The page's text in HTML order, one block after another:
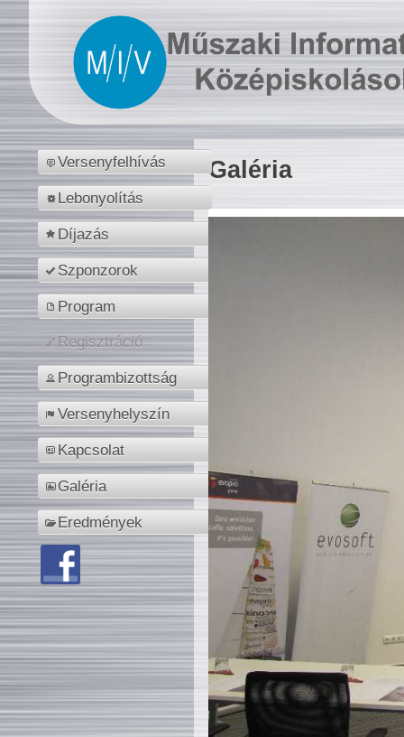
Versenyfelhívás
Lebonyolítás
Díjazás
Szponzorok
Program
Regisztráció
Programbizottság
Versenyhelyszín
Kapcsolat
Galéria
Eredmények
Galéria